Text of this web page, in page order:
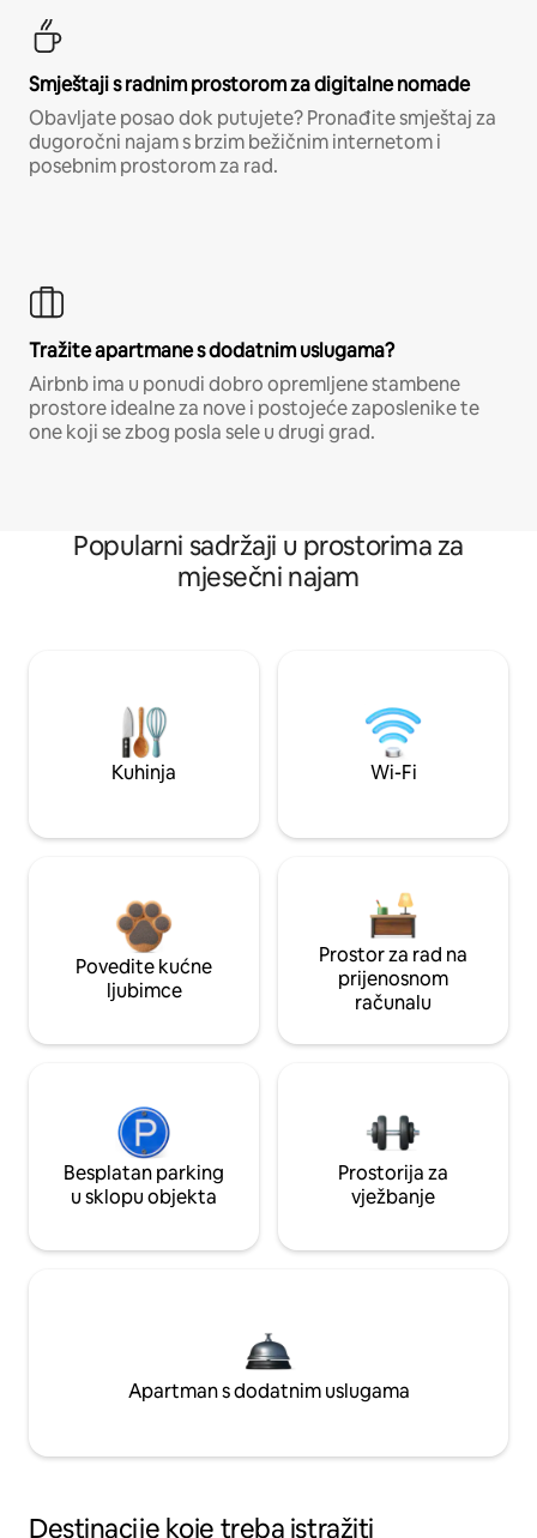
Smještaji s radnim prostorom za digitalne nomade
Obavljate posao dok putujete? Pronađite smještaj za
dugoročni najam s brzim bežičnim internetom i
posebnim prostorom za rad.
Tražite apartmane s dodatnim uslugama?
Airbnb ima u ponudi dobro opremljene stambene
prostore idealne za nove i postojeće zaposlenike te
one koji se zbog posla sele u drugi grad.
Popularni sadržaji u prostorima za
mjesečni najam
Kuhinja Wi-Fi
Povedite kućne
ljubimce
Prostor za rad na
prijenosnom
računalu
Besplatan parking
u sklopu objekta
Prostorija za
vježbanje
Apartman s dodatnim uslugama
Destinacije koje treba istražiti